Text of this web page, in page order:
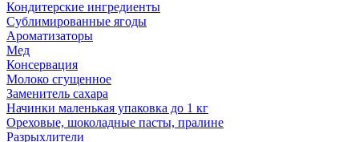
Кондитерские ингредиенты
Сублимированные ягоды
Ароматизаторы
Мед
Консервация
Молоко сгущенное
Заменитель сахара
Начинки маленькая упаковка до 1 кг
Ореховые, шоколадные пасты, пралине
Разрыхлители